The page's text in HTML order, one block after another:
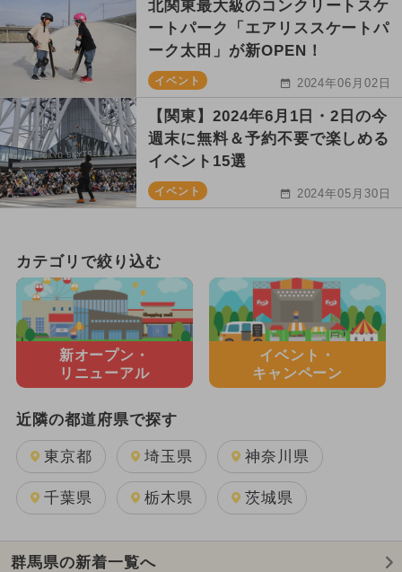
北関東最大級のコンクリートスケ
ートパーク「エアリススケートパ
ーク太田」が新OPEN！
イベント 2024年06月02日
【関東】2024年6月1日・2日の今
週末に無料＆予約不要で楽しめる
イベント15選
イベント 2024年05月30日
カテゴリで絞り込む
新オープン・
リニューアル
イベント・
キャンペーン
近隣の都道府県で探す
東京都 埼玉県 神奈川県
千葉県 栃木県 茨城県
群馬県の新着一覧へ